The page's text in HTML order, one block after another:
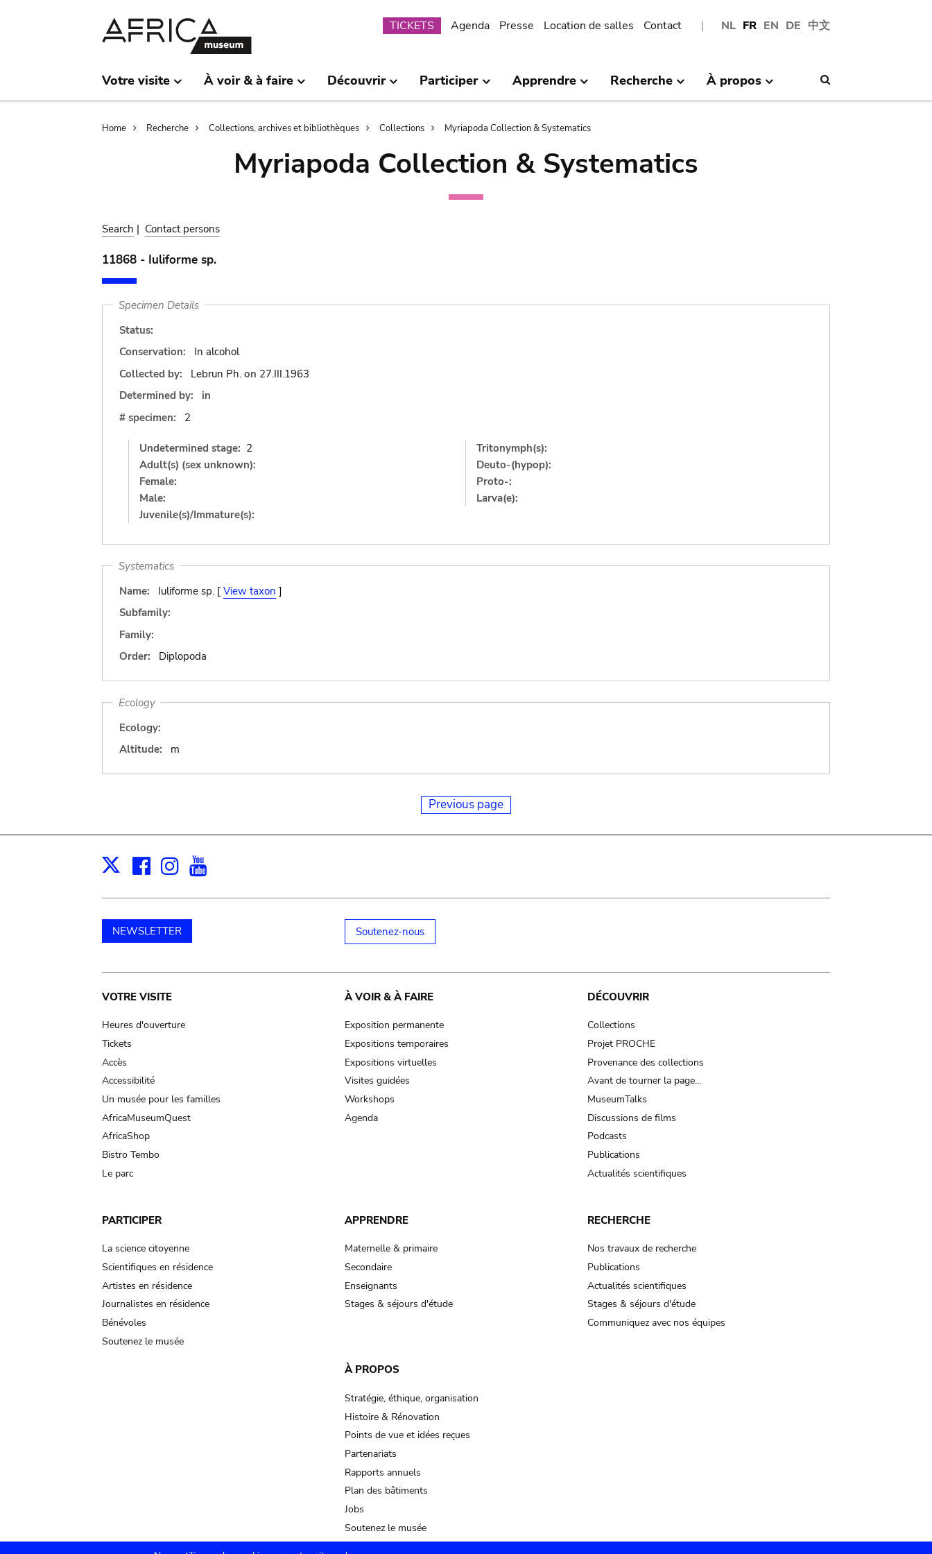
NL FR EN DE 中文
Submenu
TICKETS Agenda Presse Location de salles Contact
Votre visite À voir & à faire Découvrir Participer Apprendre Recherche À propos
Breadcrumb
Home Recherche Collections, archives et bibliothèques Collections Myriapoda Collection & Systematics
Myriapoda Collection & Systematics
Search | Contact persons
11868 - Iuliforme sp.
Specimen Details
Status:
Conservation:
In alcohol
Collected by:
Lebrun Ph. on 27.III.1963
Determined by:
in
# specimen:
2
Undetermined stage: 2
Adult(s) (sex unknown):
Female:
Male:
Juvenile(s)/Immature(s):
Tritonymph(s):
Deuto-(hypop):
Proto-:
Larva(e):
Systematics
Name:
Iuliforme sp. [ View taxon ]
Subfamily:
Family:
Order:
Diplopoda
Ecology
Ecology:
Altitude:
m
Previous page
X Facebook
Instagram
NEWSLETTER Soutenez-nous
Main
navigation
VOTRE VISITE
Heures d'ouverture
Tickets
Accès
Accessibilité
Un musée pour les familles
AfricaMuseumQuest
AfricaShop
Bistro Tembo
Le parc
À VOIR & À FAIRE
Exposition permanente
Expositions temporaires
Expositions virtuelles
Visites guidées
Workshops
Agenda
DÉCOUVRIR
Collections
Projet PROCHE
Provenance des collections
Avant de tourner la page…
MuseumTalks
Discussions de films
Podcasts
Publications
Actualités scientifiques
PARTICIPER
La science citoyenne
Scientifiques en résidence
Artistes en résidence
Journalistes en résidence
Bénévoles
Soutenez le musée
APPRENDRE
Maternelle & primaire
Secondaire
Enseignants
Stages & séjours d'étude
RECHERCHE
Nos travaux de recherche
Publications
Actualités scientifiques
Stages & séjours d'étude
Communiquez avec nos équipes
À PROPOS
Stratégie, éthique, organisation
Histoire & Rénovation
Points de vue et idées reçues
Partenariats
Rapports annuels
Plan des bâtiments
Jobs
Soutenez le musée